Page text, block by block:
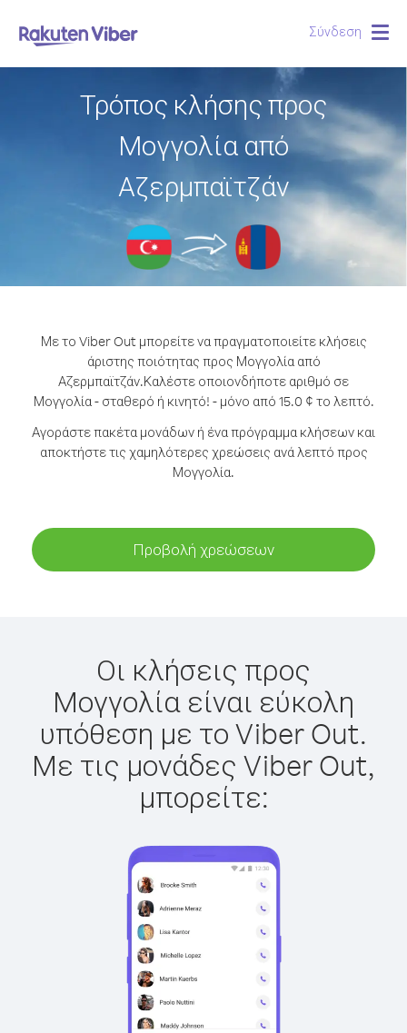
Σύνδεση
Τρόπος κλήσης προς
Μογγολία από
Αζερμπαϊτζάν
Με το Viber Out μπορείτε να πραγματοποιείτε κλήσεις
άριστης ποιότητας προς Μογγολία από
Αζερμπαϊτζάν.Καλέστε οποιονδήποτε αριθμό σε
Μογγολία - σταθερό ή κινητό! - μόνο από 15.0 ¢ το λεπτό.
Αγοράστε πακέτα μονάδων ή ένα πρόγραμμα κλήσεων και
αποκτήστε τις χαμηλότερες χρεώσεις ανά λεπτό προς
Μογγολία.
Προβολή χρεώσεων
Οι κλήσεις προς
Μογγολία είναι εύκολη
υπόθεση με το Viber Out.
Με τις μονάδες Viber Out,
μπορείτε: